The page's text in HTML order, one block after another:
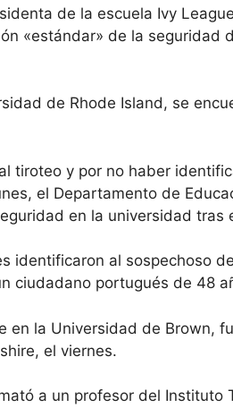
de la escuela Ivy
«estándar» de la seguridad
de Rhode Island, se
tiroteo y por no haber
el Departamento de
en la universidad tras
identificaron al sospechoso
ciudadano portugués de 48
en la Universidad de Brown,
el viernes.
a un profesor del Instituto